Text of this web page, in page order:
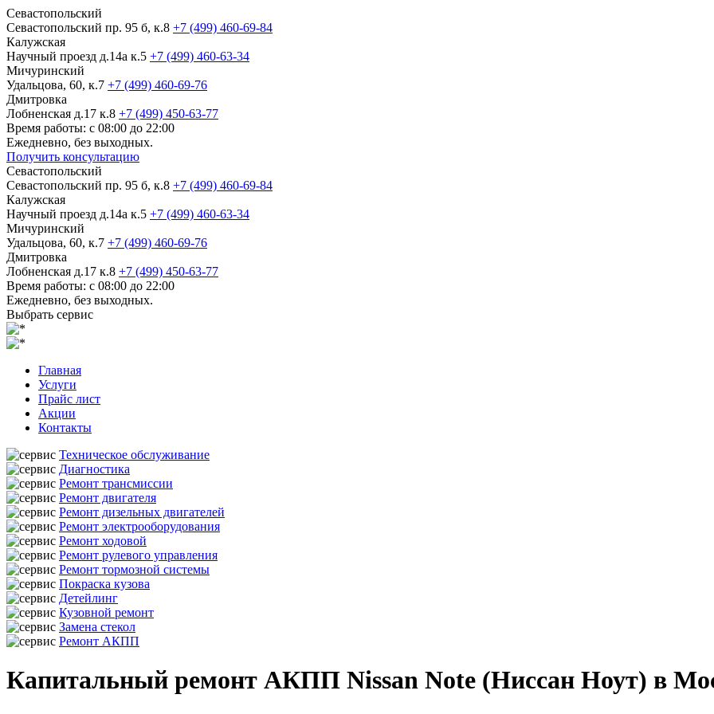
Севастопольский
Севастопольский пр. 95 б, к.8 +7 (499) 460-69-84
Калужская
Научный проезд д.14а к.5 +7 (499) 460-63-34
Мичуринский
Удальцова, 60, к.7 +7 (499) 460-69-76
Дмитровка
Лобненская д.17 к.8 +7 (499) 450-63-77
Время работы: с 08:00 до 22:00
Ежедневно, без выходных.
Получить консультацию
Севастопольский
Севастопольский пр. 95 б, к.8 +7 (499) 460-69-84
Калужская
Научный проезд д.14а к.5 +7 (499) 460-63-34
Мичуринский
Удальцова, 60, к.7 +7 (499) 460-69-76
Дмитровка
Лобненская д.17 к.8 +7 (499) 450-63-77
Время работы: с 08:00 до 22:00
Ежедневно, без выходных.
Выбрать сервис
Главная
Услуги
Прайс лист
Акции
Контакты
Техническое обслуживание
Диагностика
Ремонт трансмиссии
Ремонт двигателя
Ремонт дизельных двигателей
Ремонт электрооборудования
Ремонт ходовой
Ремонт рулевого управления
Ремонт тормозной системы
Покраска кузова
Детейлинг
Кузовной ремонт
Замена стекол
Ремонт АКПП
Капитальный ремонт АКПП Nissan Note (Ниссан Ноут) в